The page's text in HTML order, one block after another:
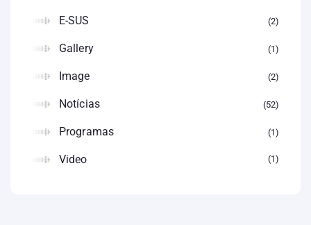
E-SUS 2
Gallery 1
Image 2
Notícias 52
Programas 1
Video 1